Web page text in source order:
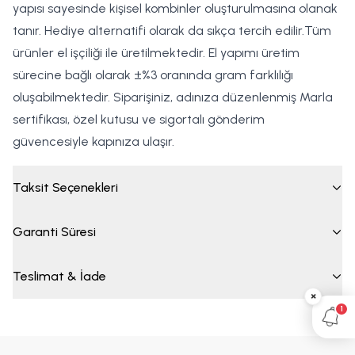
yapısı sayesinde kişisel kombinler oluşturulmasına olanak
tanır. Hediye alternatifi olarak da sıkça tercih edilir.Tüm
ürünler el işçiliği ile üretilmektedir. El yapımı üretim
sürecine bağlı olarak ±%3 oranında gram farklılığı
oluşabilmektedir. Siparişiniz, adınıza düzenlenmiş Marla
sertifikası, özel kutusu ve sigortalı gönderim
güvencesiyle kapınıza ulaşır.
Taksit Seçenekleri
Garanti Süresi
Teslimat & İade
×
1